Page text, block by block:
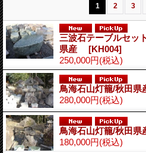
1 2 3
三波石テーブルセッ
県産 [KH004]
250,000円(税込)
鳥海石山灯籠/秋田県
280,000円(税込)
鳥海石山灯籠/秋田県
180,000円(税込)